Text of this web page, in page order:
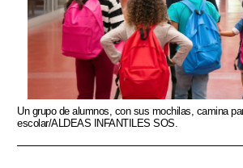
Un grupo de alumnos, con sus mochilas, camina
escolar/ALDEAS INFANTILES SOS.